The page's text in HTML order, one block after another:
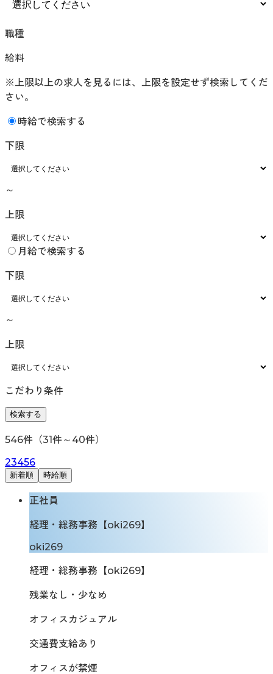
職種
給料
※上限以上の求人を見るには、上限を設定せず検索してくだ
さい。
時給で検索する
下限
～
上限
月給で検索する
下限
～
上限
こだわり条件
検索する
546件（31件～ 40件）
23456
新着順 時給順
正社員
経理・総務事務【oki269】
oki269
経理・総務事務【oki269】
残業なし・少なめ
オフィスカジュアル
交通費支給あり
オフィスが禁煙